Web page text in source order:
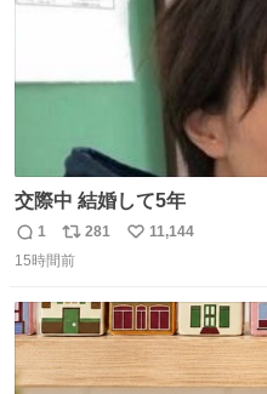
交際中 結婚して5年
返
信
1
リ
ポ
ト
数
281
い
11,144
15時間前